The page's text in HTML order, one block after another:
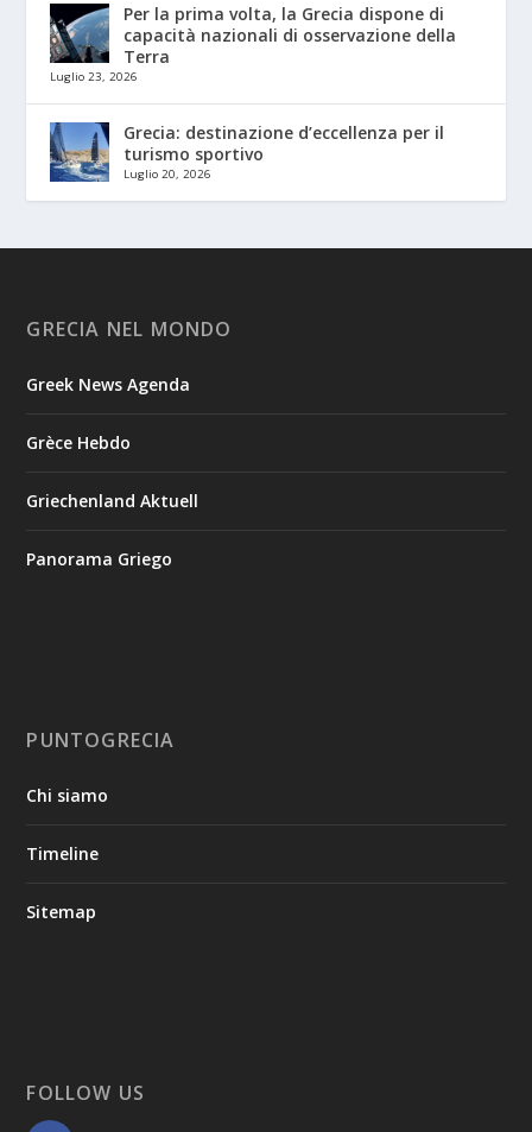
Per la prima volta, la Grecia dispone di
capacità nazionali di osservazione della
Terra
Luglio 23, 2026
Grecia: destinazione d’eccellenza per il
turismo sportivo
Luglio 20, 2026
GRECIA NEL MONDO
Greek News Agenda
Grèce Hebdo
Griechenland Aktuell
Panorama Griego
PUNTOGRECIA
Chi siamo
Timeline
Sitemap
FOLLOW US